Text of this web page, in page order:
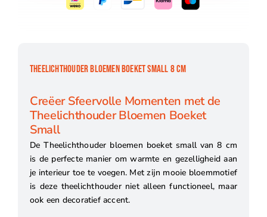
THEELICHTHOUDER BLOEMEN BOEKET SMALL 8 CM
Creëer Sfeervolle Momenten met de
Theelichthouder Bloemen Boeket
Small
De Theelichthouder bloemen boeket small van 8 cm
is de perfecte manier om warmte en gezelligheid aan
je interieur toe te voegen. Met zijn mooie bloemmotief
is deze theelichthouder niet alleen functioneel, maar
ook een decoratief accent.